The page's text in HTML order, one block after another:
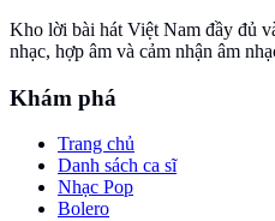
Kho lời bài hát Việt Nam đầy đủ
nhạc, hợp âm và cảm nhận âm
Khám phá
Trang chủ
Danh sách ca sĩ
Nhạc Pop
Bolero